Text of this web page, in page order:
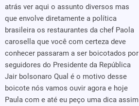
atrás ver aqui o assunto diversos mas
que envolve diretamente a política
brasileira os restaurantes da chef Paola
carosella que você com certeza deve
conhecer passaram a ser boicotados por
seguidores do Presidente da República
Jair bolsonaro Qual é o motivo desse
boicote nós vamos ouvir agora e hoje
Paula com e até eu peço uma dica assim